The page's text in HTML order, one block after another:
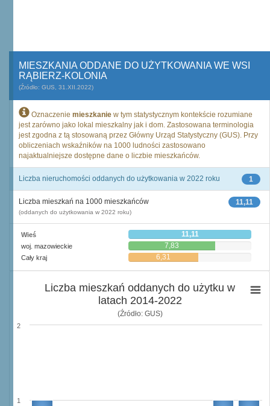
MIESZKANIA ODDANE DO UŻYTKOWANIA WE WSI
RĄBIERZ-KOLONIA
(Źródło: GUS, 31.XII.2022)
Oznaczenie mieszkanie w tym statystycznym kontekście rozumiane
jest zarówno jako lokal mieszkalny jak i dom. Zastosowana terminologia
jest zgodna z tą stosowaną przez Główny Urząd Statystyczny (GUS). Przy
obliczeniach wskaźników na 1000 ludności zastosowano
najaktualniejsze dostępne dane o liczbie mieszkańców.
1
Liczba nieruchomości oddanych do użytkowania w 2022 roku
11,11
Liczba mieszkań na 1000 mieszkańców
(oddanych do użytkowania w 2022 roku)
Wieś 11,11
woj. mazowieckie 7,83
Cały kraj 6,31
Liczba mieszkań oddanych do użytku w
latach 2014-2022
(Źródło: GUS)
1
2